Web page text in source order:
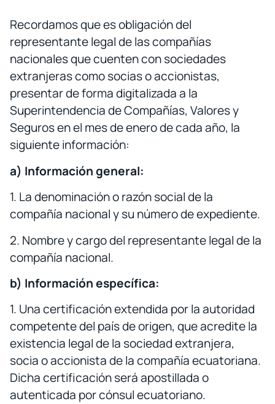
Recordamos que es obligación del
representante legal de las compañías
nacionales que cuenten con sociedades
extranjeras como socias o accionistas,
presentar de forma digitalizada a la
Superintendencia de Compañías, Valores y
Seguros en el mes de enero de cada año, la
siguiente información:
a) Información general:
1. La denominación o razón social de la
compañía nacional y su número de expediente.
2. Nombre y cargo del representante legal de la
compañía nacional.
b) Información específica:
1. Una certificación extendida por la autoridad
competente del país de origen, que acredite la
existencia legal de la sociedad extranjera,
socia o accionista de la compañía ecuatoriana.
Dicha certificación será apostillada o
autenticada por cónsul ecuatoriano.